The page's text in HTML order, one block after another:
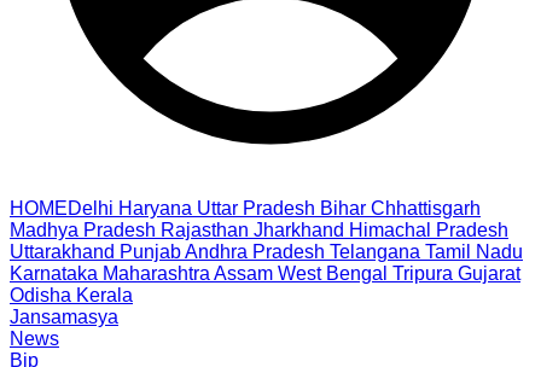
HOMEDelhi Haryana Uttar Pradesh Bihar Chhattisgarh
Madhya Pradesh Rajasthan Jharkhand Himachal Pradesh
Uttarakhand PunjabAndhra Pradesh Telangana Tamil Nadu
Karnataka Maharashtra Assam West Bengal Tripura Gujarat
Odisha Kerala
Jansamasya
News
Bjp